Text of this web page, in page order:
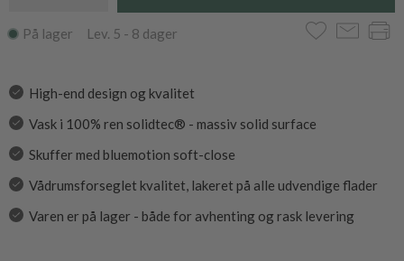
På lager Lev. 5 - 8 dager
High-end design og kvalitet
Vask i 100% ren solidtec® - massiv solid surface
Skuffer med bluemotion soft-close
Vådrumsforseglet kvalitet, lakeret på alle udvendige flader
Varen er på lager - både for avhenting og rask levering